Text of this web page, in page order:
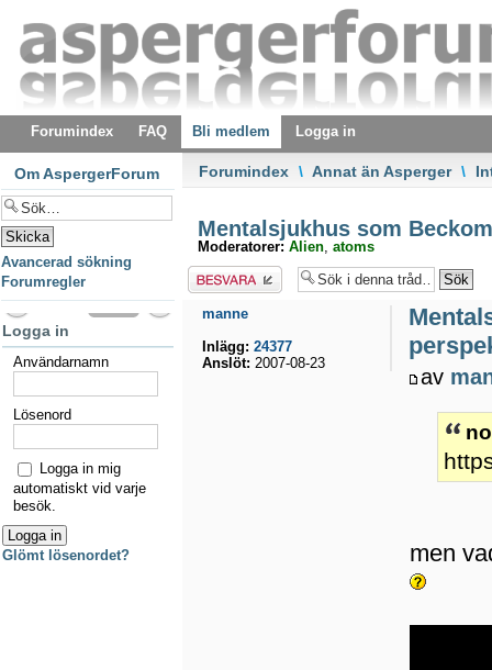
Forumindex FAQ Bli medlem Logga in
Forumindex \ Annat än Asperger \
Mentalsjukhus som
Moderatorer: Alien, atoms
Besvara
av
men
manne
Inlägg: 24377
Anslöt: 2007-08-23
Om AspergerForum
Avancerad sökning
Forumregler
Logga in
Användarnamn
Lösenord
Logga in mig
automatiskt vid varje
besök.
Glömt lösenordet?